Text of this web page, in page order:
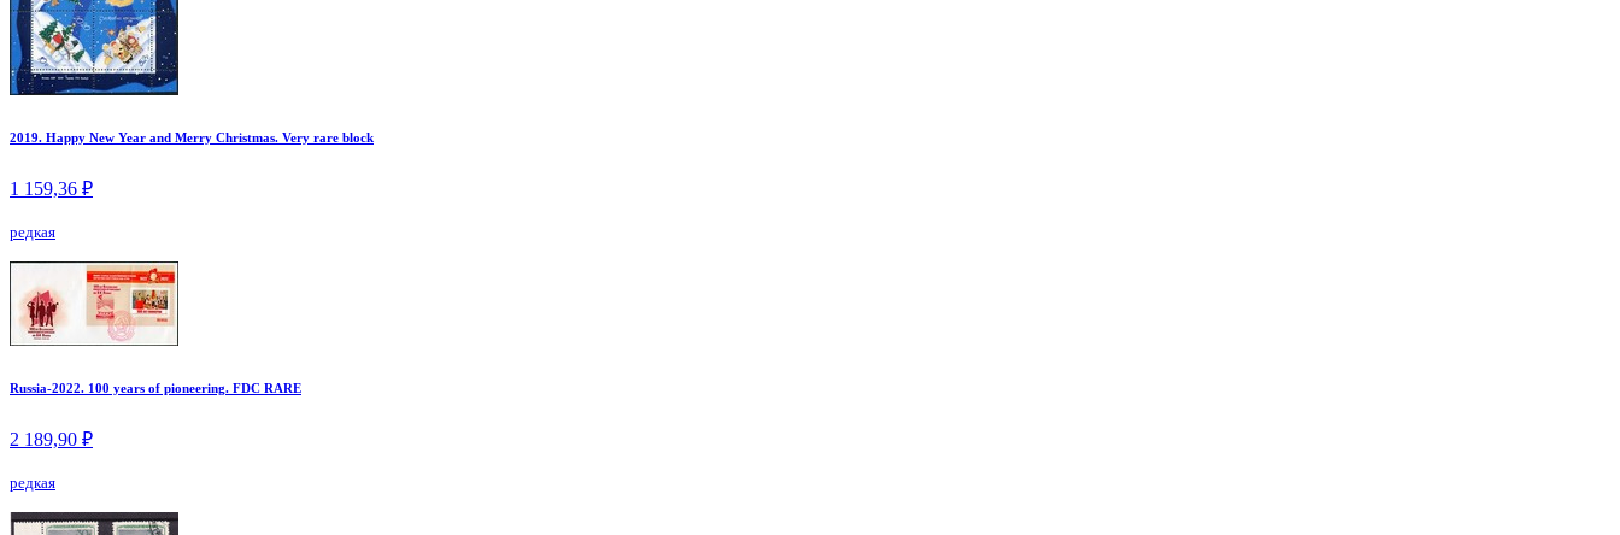
2019. Happy New Year and Merry Christmas. Very rare block
1 159,36 ₽
редкая
Russia-2022. 100 years of pioneering. FDC RARE
2 189,90 ₽
редкая